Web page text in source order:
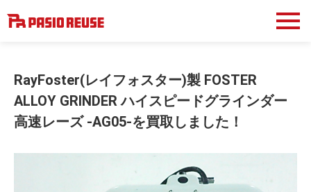
RayFoster(レイフォスター)製 FOSTER
ALLOY GRINDER ハイスピードグラインダー
高速レーズ -AG05-を買取しました！